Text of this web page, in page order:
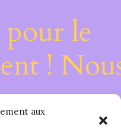
aux
le
!
sur